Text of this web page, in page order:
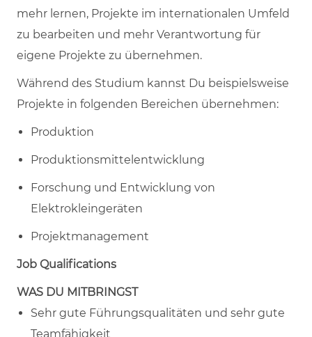
mehr lernen, Projekte im internationalen Umfeld
zu bearbeiten und mehr Verantwortung für
eigene Projekte zu übernehmen.
Während des Studium kannst Du beispielsweise
Projekte in folgenden Bereichen übernehmen:
Produktion
Produktionsmittelentwicklung
Forschung und Entwicklung von
Elektrokleingeräten
Projektmanagement
Job Qualifications
WAS DU MITBRINGST
Sehr gute Führungsqualitäten und sehr gute
Teamfähigkeit